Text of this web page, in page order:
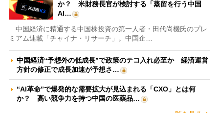
か？ 米財務長官が検討する「蒸留を行う中国
AI…
中国経済に精通する中国株投資の第一人者・田代尚機氏のプレ
ミアム連載「チャイナ・リサーチ」。中国企…
中国経済“予想外の低成長”で政策のテコ入れ必至か 経済運営
方針の修正で成長加速が予想さ…
“AI革命”で爆発的な需要拡大が見込まれる「CXO」とは何
か？ 高い競争力を持つ中国の医薬品…